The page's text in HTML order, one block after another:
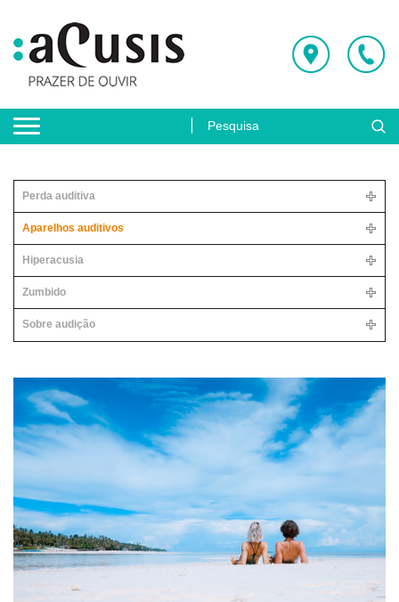
Perda auditiva
Aparelhos auditivos
Hiperacusia
Zumbido
Sobre audição